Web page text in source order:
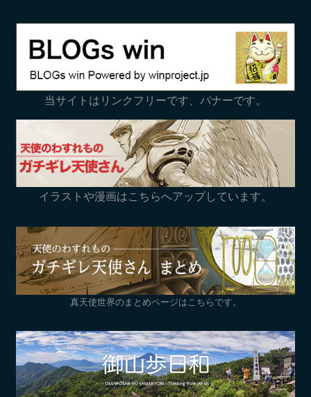
当サイトはリンクフリーです、バナーです。
イラストや漫画はこちらへアップしています。
真天使世界のまとめページはこちらです。